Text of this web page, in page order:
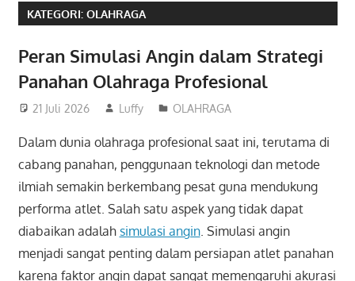
pembaca
KATEGORI: OLAHRAGA
Peran Simulasi Angin dalam Strategi
Panahan Olahraga Profesional
21 Juli 2026 Luffy OLAHRAGA
Dalam dunia olahraga profesional saat ini, terutama di
cabang panahan, penggunaan teknologi dan metode
ilmiah semakin berkembang pesat guna mendukung
performa atlet. Salah satu aspek yang tidak dapat
diabaikan adalah simulasi angin. Simulasi angin
menjadi sangat penting dalam persiapan atlet panahan
karena faktor angin dapat sangat memengaruhi akurasi